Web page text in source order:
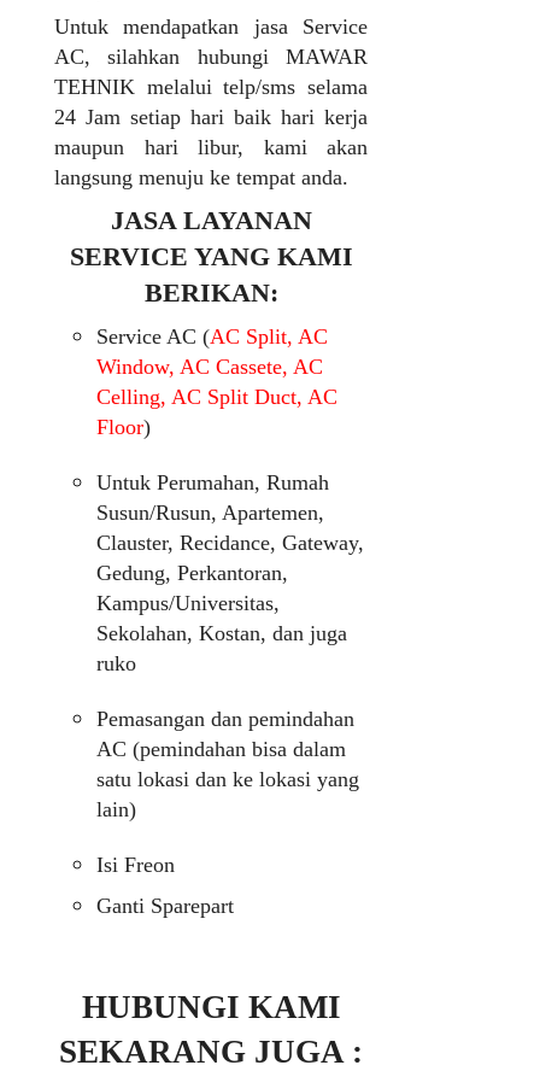
Untuk mendapatkan jasa Service
AC, silahkan hubungi MAWAR
TEHNIK melalui telp/sms selama
24 Jam setiap hari baik hari kerja
maupun hari libur, kami akan
langsung menuju ke tempat anda.
JASA LAYANAN
SERVICE YANG KAMI
BERIKAN:
Service AC (AC Split, AC
Window, AC Cassete, AC
Celling, AC Split Duct, AC
Floor)
Untuk Perumahan, Rumah
Susun/Rusun, Apartemen,
Clauster, Recidance, Gateway,
Gedung, Perkantoran,
Kampus/Universitas,
Sekolahan, Kostan, dan juga
ruko
Pemasangan dan pemindahan
AC (pemindahan bisa dalam
satu lokasi dan ke lokasi yang
lain)
Isi Freon
Ganti Sparepart
HUBUNGI KAMI
SEKARANG JUGA :